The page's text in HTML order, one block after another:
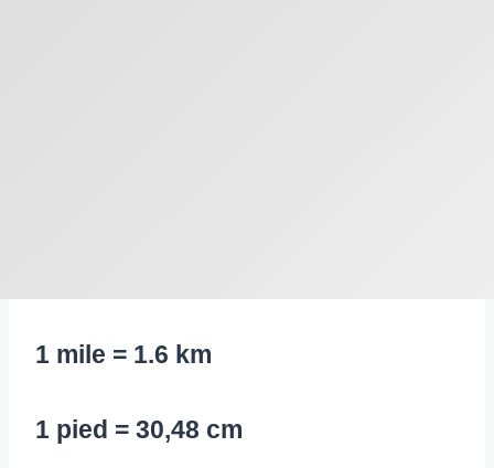
1 mile = 1.6 km
1 pied = 30,48 cm